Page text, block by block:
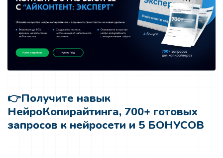
👉Получите навык
НейроКопирайтинга, 700+ готовых
запросов к нейросети и 5 БОНУСОВ